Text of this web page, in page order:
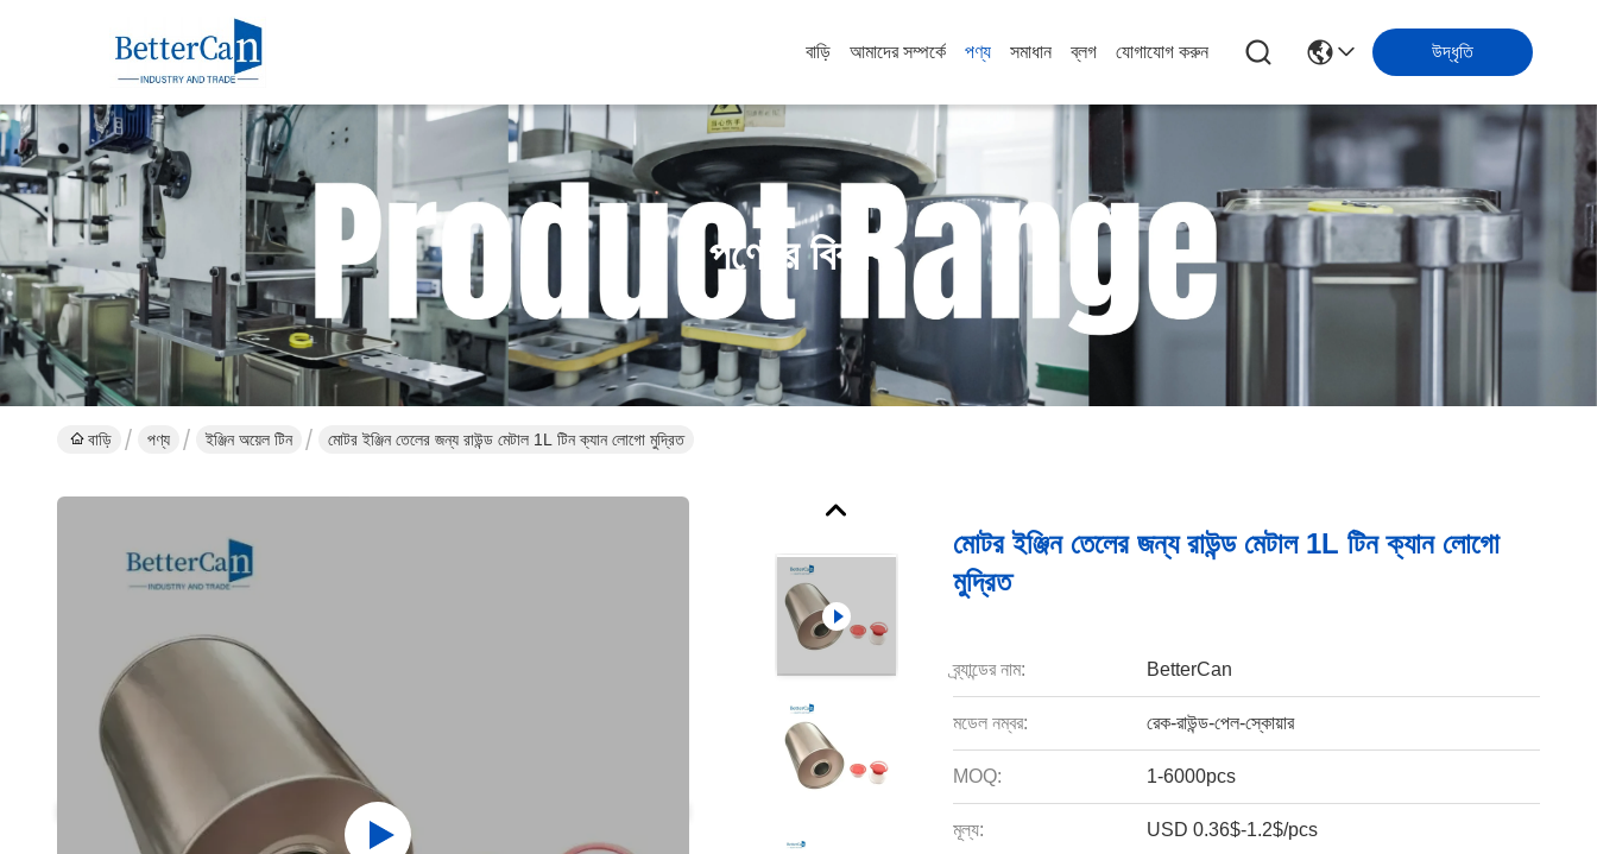
বাড়ি আমাদের সম্পর্কে পণ্য সমাধান ব্লগ যোগাযোগ করুন উদ্ধৃতি
পণ্যের বিবরণ
বাড়ি পণ্য ইঞ্জিন অয়েল টিন মোটর ইঞ্জিন তেলের জন্য রাউন্ড মেটাল 1L টিন ক্যান লোগো মুদ্রিত
মোটর ইঞ্জিন তেলের জন্য রাউন্ড মেটাল 1L টিন ক্যান লোগো
মুদ্রিত
ব্র্যান্ডের নাম: BetterCan
মডেল নম্বর: রেক-রাউন্ড-পেল-স্কোয়ার
MOQ: 1-6000pcs
মূল্য: USD 0.36$-1.2$/pcs